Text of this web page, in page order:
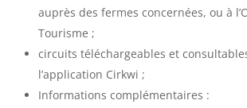
auprès des fermes concernées, ou à
Tourisme ;
circuits téléchargeables et
l’application Cirkwi ;
Informations complémentaires :